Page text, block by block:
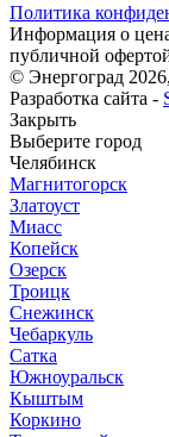
Политика
Информация о
публичной
© Энергоград
Разработка сайта -
Закрыть
Выберите город
Челябинск
Магнитогорск
Златоуст
Миасс
Копейск
Озерск
Троицк
Снежинск
Чебаркуль
Сатка
Южноуральск
Кыштым
Коркино